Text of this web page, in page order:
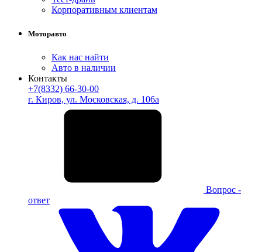
Корпоративным клиентам
Моторавто
Как нас найти
Авто в наличии
Контакты
+7(8332) 66-30-00
г. Киров, ул. Московская, д. 106а
Вопрос -
ответ